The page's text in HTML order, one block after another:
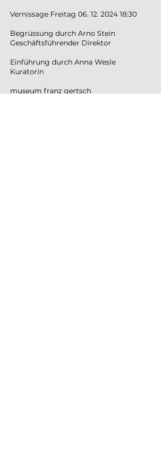
Vernissage Freitag 06. 12. 2024 18:30
Begrüssung durch Arno Stein
Geschäftsführender Direktor
Einführung durch Anna Wesle
Kuratorin
museum franz gertsch